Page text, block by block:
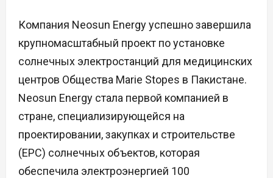
Компания Neosun Energy успешно завершила
крупномасштабный проект по установке
солнечных электростанций для медицинских
центров Общества Marie Stopes в Пакистане.
Neosun Energy стала первой компанией в
стране, специализирующейся на
проектировании, закупках и строительстве
(EPC) солнечных объектов, которая
обеспечила электроэнергией 100